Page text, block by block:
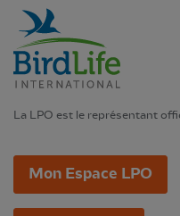
La LPO est le représentant
Mon Espace LPO